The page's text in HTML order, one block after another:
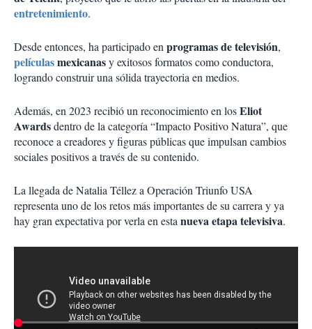
entretenimiento.
Desde entonces, ha participado enprogramas de televisión,
películasmexicanasy exitosos formatos como conductora,
logrando construir una sólida trayectoria en medios.
Además, en 2023 recibió un reconocimiento en losEliot
Awardsdentro de la categoría “Impacto Positivo Natura”, que
reconoce a creadores y figuras públicas que impulsan cambios
sociales positivos a través de su contenido.
La llegada de Natalia Téllez a Operación Triunfo USA
representa uno de los retos más importantes de su carrera y ya
hay gran expectativa por verla en estanueva etapa televisiva.